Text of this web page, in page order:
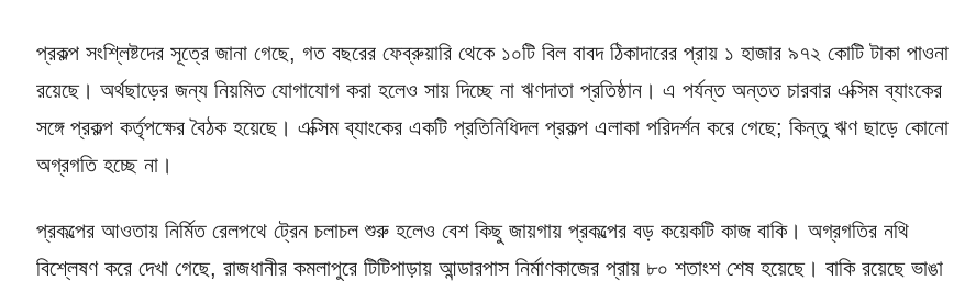
প্রকল্প সংশ্লিষ্টদের সূত্রে জানা গেছে, গত বছরের ফেব্রুয়ারি থেকে ১০টি বিল বাবদ ঠিকাদারের প্রায় ১ হাজার ৯৭২ কোটি টাকা পাওনা
রয়েছে। অর্থছাড়ের জন্য নিয়মিত যোগাযোগ করা হলেও সায় দিচ্ছে না ঋণদাতা প্রতিষ্ঠান। এ পর্যন্ত অন্তত চারবার এক্সিম ব্যাংকের
সঙ্গে প্রকল্প কর্তৃপক্ষের বৈঠক হয়েছে। এক্সিম ব্যাংকের একটি প্রতিনিধিদল প্রকল্প এলাকা পরিদর্শন করে গেছে; কিন্তু ঋণ ছাড়ে কোনো
অগ্রগতি হচ্ছে না।
প্রকল্পের আওতায় নির্মিত রেলপথে ট্রেন চলাচল শুরু হলেও বেশ কিছু জায়গায় প্রকল্পের বড় কয়েকটি কাজ বাকি। অগ্রগতির নথি
বিশ্লেষণ করে দেখা গেছে, রাজধানীর কমলাপুরে টিটিপাড়ায় আন্ডারপাস নির্মাণকাজের প্রায় ৮০ শতাংশ শেষ হয়েছে। বাকি রয়েছে ভাঙা